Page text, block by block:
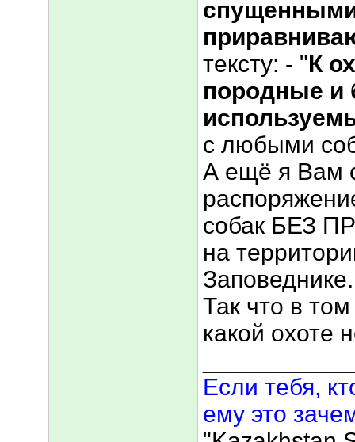
тексту: - "К
породные и
с любыми
А ещё я Вам
собак БЕЗ
на
Заповеднике.
Так что в
какой охоте
Если тебя,
ему это